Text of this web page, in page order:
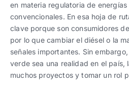
en materia regulatoria de
convencionales. En esa hoja de
clave porque son consumidores
por lo que cambiar el diésel o la
señales importantes. Sin
verde sea una realidad en el país,
muchos proyectos y tomar un rol